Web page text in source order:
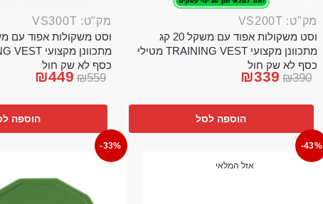
מק"ט: VS200T
וסט משקולות אפוד עם משקל 20 קג
מתכוונן מקצועי TRAINING VEST מטילי
כסף לא שק חול
₪390
₪339
הוספה לסל
מק"ט: VS300T
כסף לא שק חול
₪559
₪449
הוספה
-43%
אזל המלאי
-33%